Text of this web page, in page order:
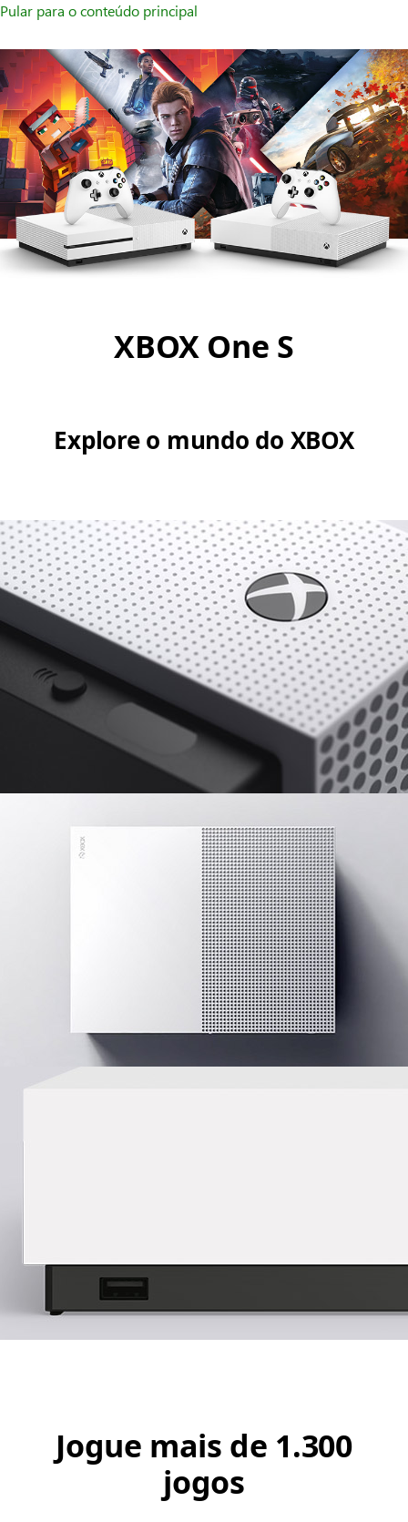
Pular para o conteúdo principal
XBOX One S
Explore o mundo do XBOX
Jogue mais de 1.300
jogos